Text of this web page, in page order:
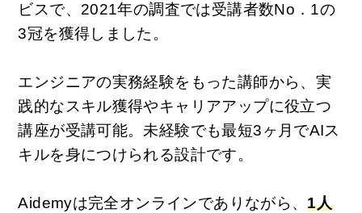
ビスで、2021年の調査では受講者数No．1の
3冠を獲得しました。
エンジニアの実務経験をもった講師から、実
践的なスキル獲得やキャリアアップに役立つ
講座が受講可能。未経験でも最短3ヶ月でAIス
キルを身につけられる設計です。
Aidemyは完全オンラインでありながら、1人